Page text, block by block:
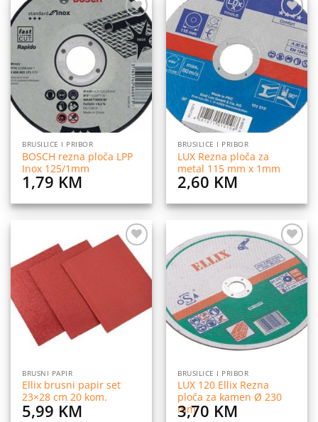
Dodaj
na
listu
želja
BRUSILICE I PRIBOR
BOSCH rezna ploča LPP
Inox 125/1mm
1,79 KM
Dodaj
listu
želja
BRUSILICE I PRIBOR
LUX Rezna ploča za
metal 115 mm x 1mm
2,60 KM
Dodaj
na
BRUSNI PAPIR
Ellix brusni papir set
23×28 cm 20 kom.
5,99 KM
Dodaj
na
listu
želja
BRUSILICE I PRIBOR
LUX 120 Ellix Rezna
ploča za kamen Ø 230
mm
3,70 KM